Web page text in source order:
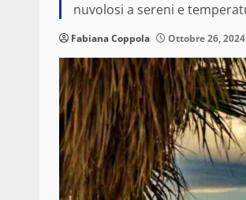
nuvolosi a sereni e
Fabiana Coppola Ottobre 26, 2024